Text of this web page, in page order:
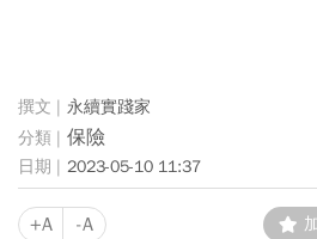
永續實踐家
保險
2023-05-10 11:37
+A -A